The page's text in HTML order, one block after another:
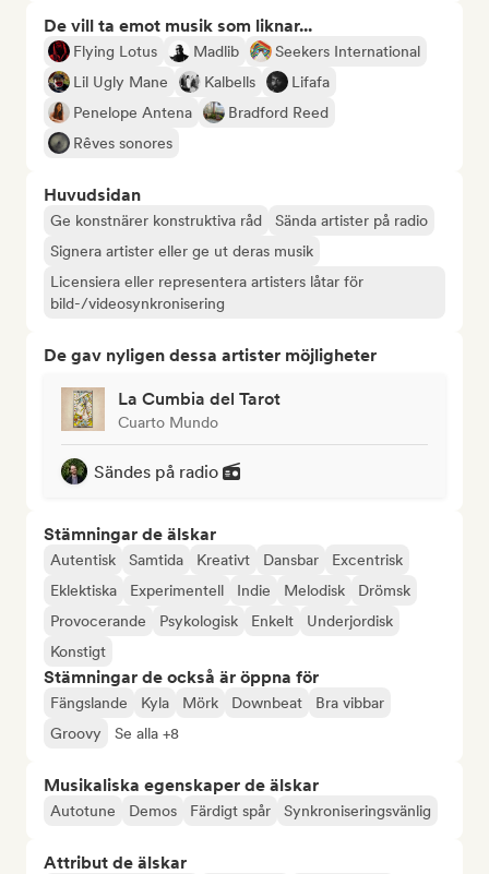
De vill ta emot musik som liknar...
Flying Lotus Madlib
Seekers International
Lil Ugly Mane
Kalbells
Lifafa
Penelope Antena
Bradford Reed
Rêves sonores
Huvudsidan
Ge konstnärer konstruktiva råd
Sända artister på radio
Signera artister eller ge ut deras musik
Licensiera eller representera artisters låtar för
bild-/videosynkronisering
De gav nyligen dessa artister möjligheter
La Cumbia del Tarot
Cuarto Mundo
Sändes på radio
Stämningar de älskar
Autentisk Samtida Kreativt Dansbar
Excentrisk
Eklektiska
Experimentell Indie Melodisk
Drömsk
Provocerande
Psykologisk Enkelt
Underjordisk
Konstigt
Stämningar de också är öppna för
Fängslande Kyla Mörk Downbeat
Bra vibbar
Groovy
Se alla +8
Musikaliska egenskaper de älskar
Autotune Demos Färdigt spår Synkroniseringsvänlig
Attribut de älskar